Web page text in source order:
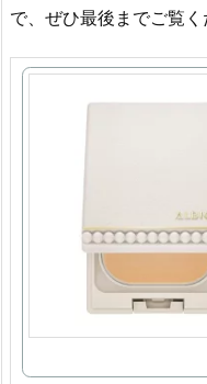
で、ぜひ最後までご覧く